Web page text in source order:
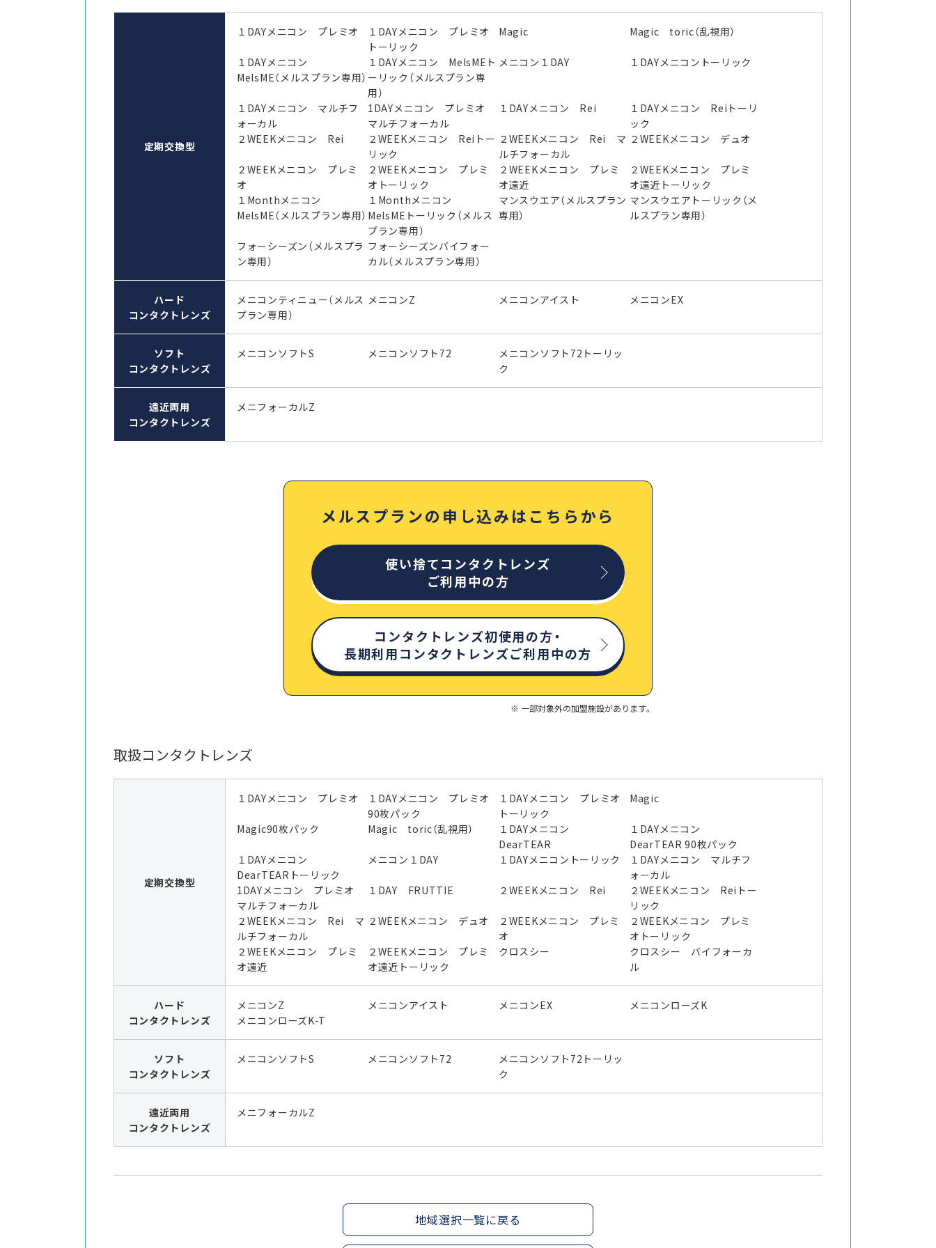
定期交換型
１DAYメニコン プレミオ
１DAYメニコン プレミオ
トーリック
Magic Magic toric（乱視用）
１DAYメニコン
MelsME（メルスプラン専用）
１DAYメニコン MelsMEト
ーリック（メルスプラン専
用）
メニコン１DAY １DAYメニコントーリック
１DAYメニコン マルチフ
ォーカル
1DAYメニコン プレミオ
マルチフォーカル
１DAYメニコン Rei
１DAYメニコン Reiトーリ
ック
２WEEKメニコン Rei
２WEEKメニコン Reiトー
リック
２WEEKメニコン Rei マ
ルチフォーカル
２WEEKメニコン デュオ
２WEEKメニコン プレミ
オ
２WEEKメニコン プレミ
オトーリック
２WEEKメニコン プレミ
オ遠近
２WEEKメニコン プレミ
オ遠近トーリック
１Monthメニコン
MelsME（メルスプラン専用）
１Monthメニコン
MelsMEトーリック（メルス
プラン専用）
マンスウエア（メルスプラン
専用）
マンスウエアトーリック（メ
ルスプラン専用）
フォーシーズン（メルスプラ
ン専用）
フォーシーズンバイフォー
カル（メルスプラン専用）
ハード
コンタクトレンズ
メニコンティニュー（メルス
プラン専用）
メニコンZ メニコンアイスト メニコンEX
ソフト
コンタクトレンズ
メニコンソフトS メニコンソフト72
メニコンソフト72トーリッ
ク
遠近両用
コンタクトレンズ
メニフォーカルZ
メルスプランの申し込みはこちらから
使い捨てコンタクトレンズ
ご利用中の方
コンタクトレンズ初使用の方・
長期利用コンタクトレンズご利用中の方
一部対象外の加盟施設があります。
取扱コンタクトレンズ
定期交換型
１DAYメニコン プレミオ
１DAYメニコン プレミオ
90枚パック
１DAYメニコン プレミオ
トーリック
Magic
Magic90枚パック Magic toric（乱視用）
１DAYメニコン
DearTEAR
１DAYメニコン
DearTEAR 90枚パック
１DAYメニコン
DearTEARトーリック
メニコン１DAY １DAYメニコントーリック
１DAYメニコン マルチフ
ォーカル
1DAYメニコン プレミオ
マルチフォーカル
１DAY FRUTTIE ２WEEKメニコン Rei
２WEEKメニコン Reiトー
リック
２WEEKメニコン Rei マ
ルチフォーカル
２WEEKメニコン デュオ
２WEEKメニコン プレミ
オ
２WEEKメニコン プレミ
オトーリック
２WEEKメニコン プレミ
オ遠近
２WEEKメニコン プレミ
オ遠近トーリック
クロスシー
クロスシー バイフォーカ
ル
ハード
コンタクトレンズ
メニコンZ メニコンアイスト メニコンEX
メニコンローズK
メニコンローズK-T
ソフト
コンタクトレンズ
メニコンソフトS メニコンソフト72
メニコンソフト72トーリッ
ク
遠近両用
コンタクトレンズ
メニフォーカルZ
地域選択一覧に戻る